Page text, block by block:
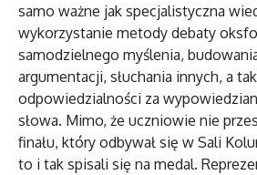
samo ważne jak specjalistyczna
wykorzystanie metody debaty
samodzielnego myślenia,
argumentacji, słuchania innych, a
odpowiedzialności za
słowa. Mimo, że uczniowie nie
finału, który odbywał się w Sali
to i tak spisali się na medal.